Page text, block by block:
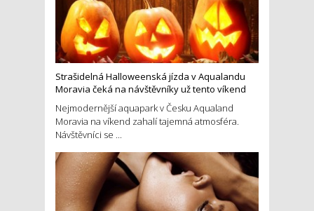
Strašidelná Halloweenská jízda v Aqualandu
Moravia čeká na návštěvníky už tento víkend
Nejmodernější aquapark v Česku Aqualand
Moravia na víkend zahalí tajemná atmosféra.
Návštěvníci se ...